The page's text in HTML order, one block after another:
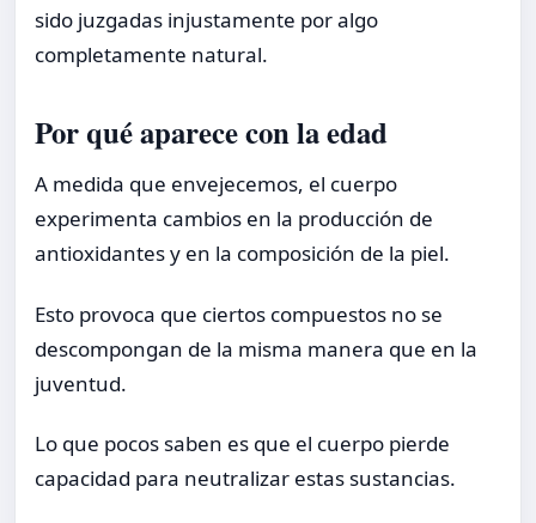
sido juzgadas injustamente por algo
completamente natural.
Por qué aparece con la edad
A medida que envejecemos, el cuerpo
experimenta cambios en la producción de
antioxidantes y en la composición de la piel.
Esto provoca que ciertos compuestos no se
descompongan de la misma manera que en la
juventud.
Lo que pocos saben es que el cuerpo pierde
capacidad para neutralizar estas sustancias.